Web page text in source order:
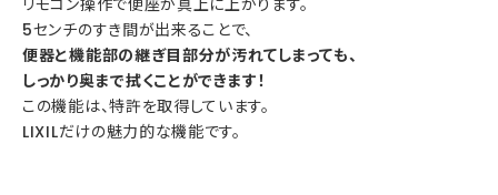
5センチのすき間が出来ることで、
便器と機能部の継ぎ目部分が汚れてしまっても、
しっかり奥まで拭くことができます！
この機能は、特許を取得しています。
LIXILだけの魅力的な機能です。